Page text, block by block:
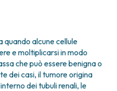
ENDOCRINE
PRENOTA
quando alcune cellule
e moltiplicarsi in modo
che può essere benigna o
dei casi, il tumore origina
dei tubuli renali, le